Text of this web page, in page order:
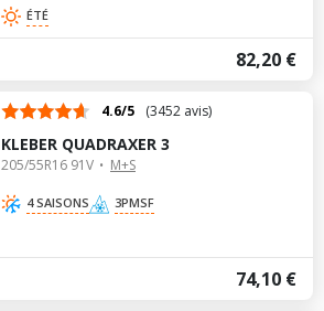
ÉTÉ
82,20 €
4.6/5 (3452 avis)
KLEBER QUADRAXER 3
205/55R16 91V M+S
4 SAISONS 3PMSF
74,10 €